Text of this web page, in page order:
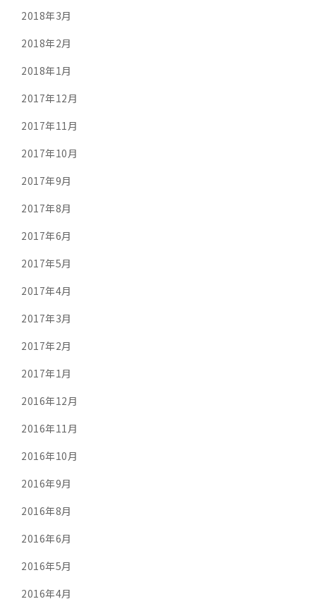
2018年3月
2018年2月
2018年1月
2017年12月
2017年11月
2017年10月
2017年9月
2017年8月
2017年6月
2017年5月
2017年4月
2017年3月
2017年2月
2017年1月
2016年12月
2016年11月
2016年10月
2016年9月
2016年8月
2016年6月
2016年5月
2016年4月